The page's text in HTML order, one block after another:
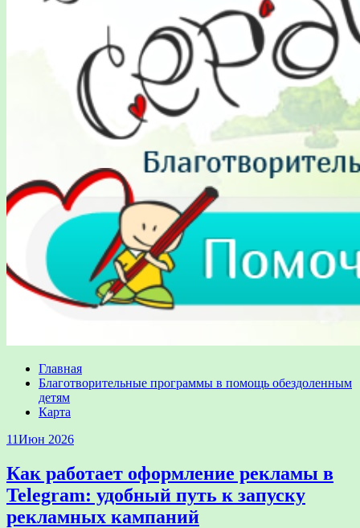
Главная
Благотворительные программы в помощь обездоленным
детям
Карта
11Июн 2026
Как работает оформление рекламы в
Telegram: удобный путь к запуску
рекламных кампаний